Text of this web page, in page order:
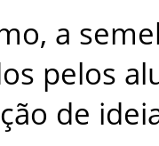
, a
pelos
de